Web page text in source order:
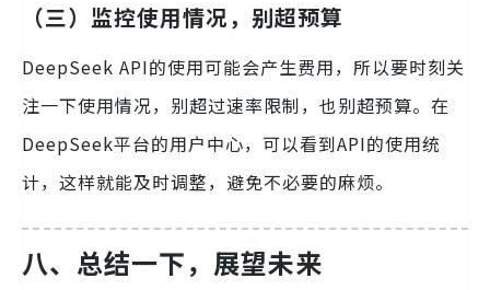
（三）监控使用情况，别超预算
DeepSeek API的使用可能会产生费用，所以要时刻关
注一下使用情况，别超过速率限制，也别超预算。在
DeepSeek平台的用户中心，可以看到API的使用统
计，这样就能及时调整，避免不必要的麻烦。
八、总结一下，展望未来